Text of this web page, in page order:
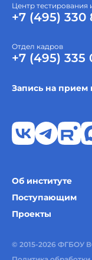
Центр тестирования
+7 (495) 330
Отдел кадров
+7 (495) 335
Запись на прием
Об институте
Поступающим
Проекты
© 2015-2026 ФГБОУ